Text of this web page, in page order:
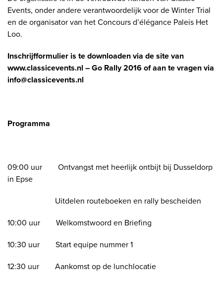
Events, onder andere verantwoordelijk voor de Winter Trial
en de organisator van het Concours d’élégance Paleis Het
Loo.
Inschrijfformulier is te downloaden via de site van
www.classicevents.nl – Go Rally 2016 of aan te vragen via
info@classicevents.nl
Programma
09:00 uur Ontvangst met heerlijk ontbijt bij Dusseldorp
in Epse
Uitdelen routeboeken en rally bescheiden
10:00 uur Welkomstwoord en Briefing
10:30 uur Start equipe nummer 1
12:30 uur Aankomst op de lunchlocatie